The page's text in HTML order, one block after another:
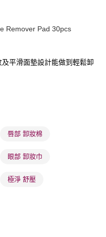
免運費
機分配至SF順豐速運或京東
免運費
後2-5個工作天到店，3天內
Remover Pad 30pcs
平滑面墊設計能做到輕鬆卸
唇部 卸妝棉
眼部 卸妝巾
極淨 舒壓